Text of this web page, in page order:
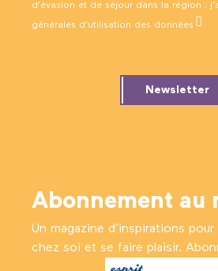
d’évasion et de séjour dans la région ;
générales d’utilisation des données .
Newsletter
Abonnement au
Un magazine d’inspirations
chez soi et se faire plaisir.